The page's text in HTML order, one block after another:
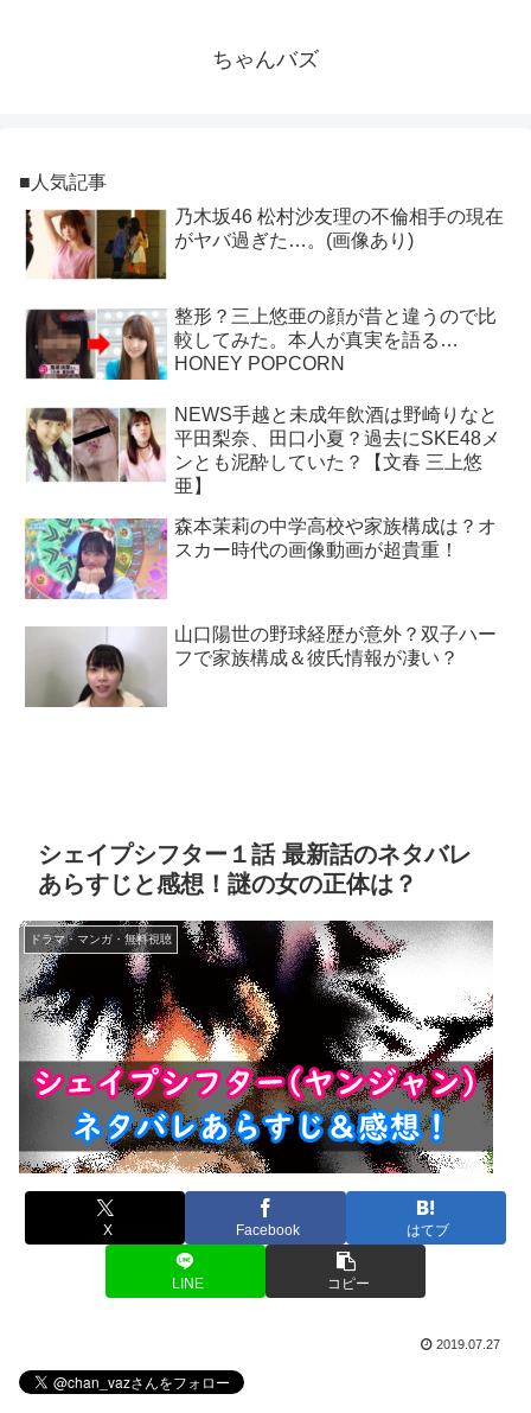
ちゃんバズ
■人気記事
乃木坂46 松村沙友理の不倫相手の現在
がヤバ過ぎた…。(画像あり)
整形？三上悠亜の顔が昔と違うので比
較してみた。本人が真実を語る…
HONEY POPCORN
NEWS手越と未成年飲酒は野崎りなと
平田梨奈、田口小夏？過去にSKE48メ
ンとも泥酔していた？【文春 三上悠
亜】
森本茉莉の中学高校や家族構成は？オ
スカー時代の画像動画が超貴重！
山口陽世の野球経歴が意外？双子ハー
フで家族構成＆彼氏情報が凄い？
シェイプシフター１話 最新話のネタバレ
あらすじと感想！謎の女の正体は？
ドラマ・マンガ・無料視聴
X Facebook はてブ
LINE コピー
2019.07.27